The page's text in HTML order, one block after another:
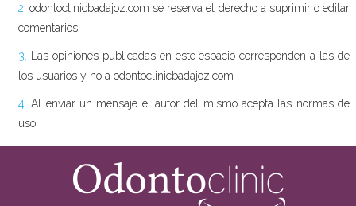
2. odontoclinicbadajoz.com se reserva el derecho a suprimir o editar
comentarios.
3.
Las opiniones publicadas en este espacio corresponden a las de
los usuarios y no a odontoclinicbadajoz.com
4. Al enviar un mensaje el autor del mismo acepta las normas de
uso.